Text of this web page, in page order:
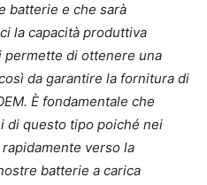
batterie e che sarà
la capacità produttiva
permette di ottenere una
da garantire la fornitura di
È fondamentale che
di questo tipo poiché nei
verso la
batterie a carica